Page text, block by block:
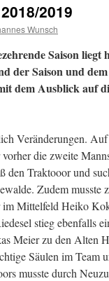
2019
Wunsch
Saison
der Saison und
dem Ausblick auf
Veränderungen.
die zweite
den Traktooor und
Zudem musste
Mittelfeld Heiko
stieg ebenfalls
Meier zu den Alten
Säulen im Team
musste durch